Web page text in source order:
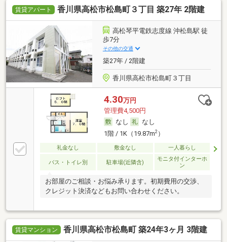
賃貸アパート 香川県高松市松島町３丁目 築27年 2階建
高松琴平電鉄志度線 沖松島駅 徒
歩7分
その他の交通
築27年 / 2階建
香川県高松市松島町３丁目
4.30万円
管理費4,500円
なし
なし
1階 / 1K（19.87m2）
礼金なし 敷金なし 一人暮らし
バス・トイレ別 駐車場(近隣含)
モニタ付インターホ
ン
お部屋のご相談・お悩み承ります。初期費用の交渉、
クレジット決済などもお問い合わせください。
賃貸マンション 香川県高松市松島町 築24年3ヶ月 3階建